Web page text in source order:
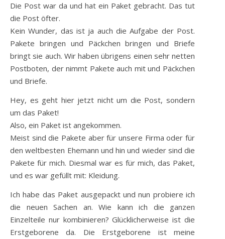
Die Post war da und hat ein Paket gebracht. Das tut
die Post öfter.
Kein Wunder, das ist ja auch die Aufgabe der Post.
Pakete bringen und Päckchen bringen und Briefe
bringt sie auch. Wir haben übrigens einen sehr netten
Postboten, der nimmt Pakete auch mit und Päckchen
und Briefe.
Hey, es geht hier jetzt nicht um die Post, sondern
um das Paket!
Also, ein Paket ist angekommen.
Meist sind die Pakete aber für unsere Firma oder für
den weltbesten Ehemann und hin und wieder sind die
Pakete für mich. Diesmal war es für mich, das Paket,
und es war gefüllt mit: Kleidung.
Ich habe das Paket ausgepackt und nun probiere ich
die neuen Sachen an. Wie kann ich die ganzen
Einzelteile nur kombinieren? Glücklicherweise ist die
Erstgeborene da. Die Erstgeborene ist meine